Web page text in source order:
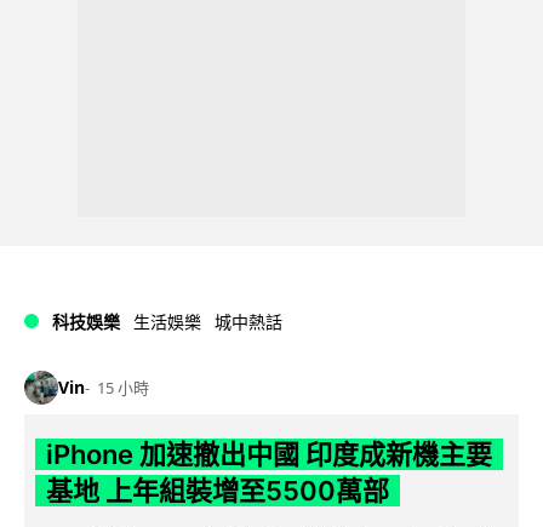
科技娛樂 生活娛樂 城中熱話
Vin 15 小時
iPhone 加速撤出中國 印度成新機主要
基地 上年組裝增至5500萬部